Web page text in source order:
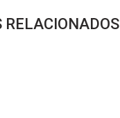
RELACIONADOS